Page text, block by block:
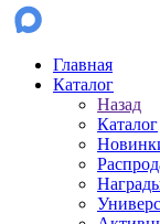
Главная
Каталог
Назад
Каталог